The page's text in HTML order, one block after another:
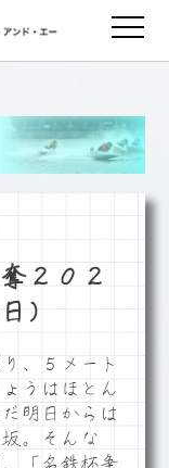
２０２
）
、５メート
うはほとん
明日からは
。そんな
「名鉄杯争